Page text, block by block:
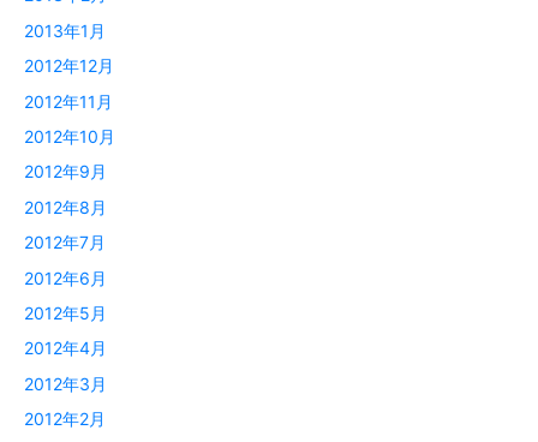
2013年1月
2012年12月
2012年11月
2012年10月
2012年9月
2012年8月
2012年7月
2012年6月
2012年5月
2012年4月
2012年3月
2012年2月